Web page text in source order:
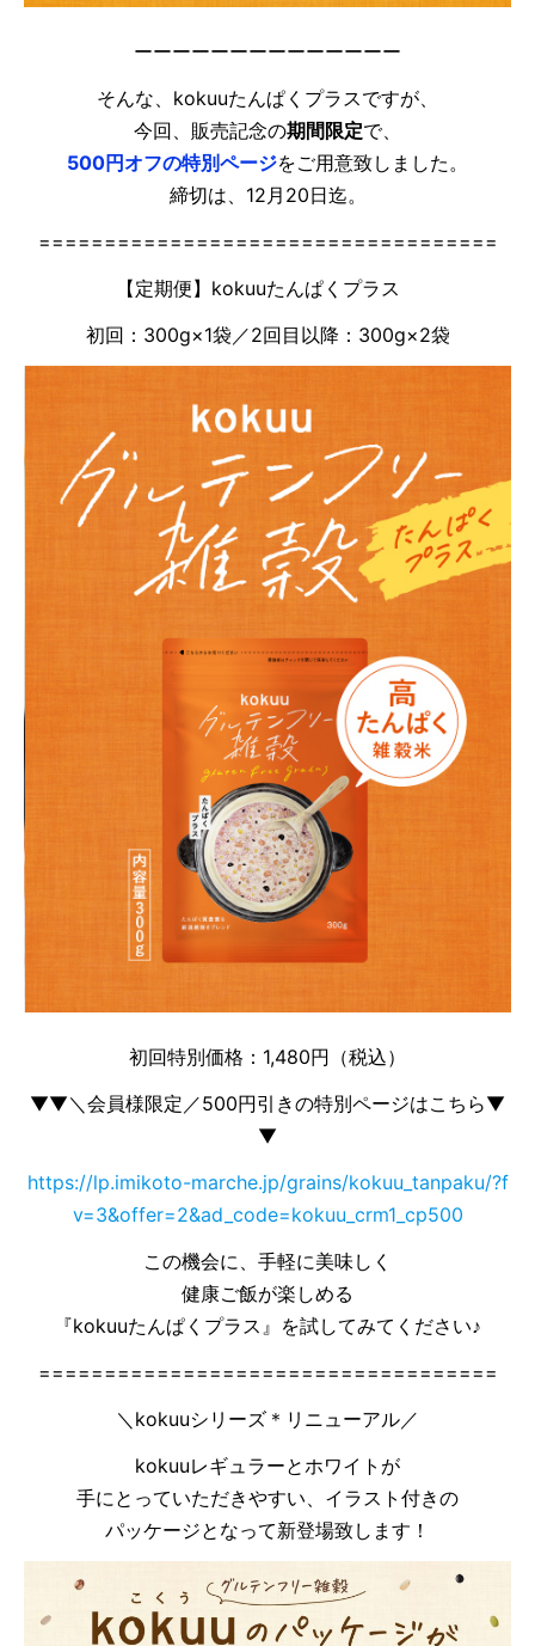
ーーーーーーーーーーーーーー
そんな、kokuuたんぱくプラスですが、
今回、販売記念の期間限定で、
500円オフの特別ページをご用意致しました。
締切は、12月20日迄。
===================================
【定期便】kokuuたんぱくプラス
初回：300g×1袋／2回目以降：300g×2袋
初回特別価格：1,480円（税込）
▼▼＼会員様限定／500円引きの特別ページはこちら▼
▼
https://lp.imikoto-marche.jp/grains/kokuu_tanpaku/?f
v=3&offer=2&ad_code=kokuu_crm1_cp500
この機会に、手軽に美味しく
健康ご飯が楽しめる
『kokuuたんぱくプラス』を試してみてください♪
===================================
＼kokuuシリーズ＊リニューアル／
kokuuレギュラーとホワイトが
手にとっていただきやすい、イラスト付きの
パッケージとなって新登場致します！